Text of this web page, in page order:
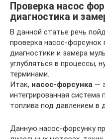
Проверка насос
диагностика и
В данной статье речь
проверка насос-
диагностики и замера
углубляться в процессы,
терминами.
Итак, насос-форсунка —
интегрированная
топлива под давлением в
Данную насос-форсунку